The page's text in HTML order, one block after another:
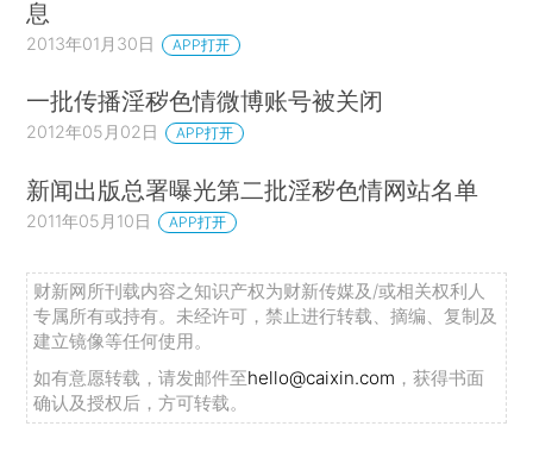
息
2013年01月30日 APP打开
一批传播淫秽色情微博账号被关闭
2012年05月02日 APP打开
新闻出版总署曝光第二批淫秽色情网站名单
2011年05月10日 APP打开
财新网所刊载内容之知识产权为财新传媒及/或相关权利人
专属所有或持有。未经许可，禁止进行转载、摘编、复制及
建立镜像等任何使用。
如有意愿转载，请发邮件至hello@caixin.com ，获得书面
确认及授权后，方可转载。